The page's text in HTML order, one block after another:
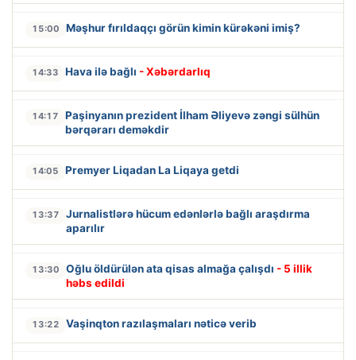
15:00 Məşhur fırıldaqçı görün kimin kürəkəni imiş?
14:33 Hava ilə bağlı - Xəbərdarlıq
14:17
Paşinyanın prezident İlham Əliyevə zəngi sülhün
bərqərarı deməkdir
14:05 Premyer Liqadan La Liqaya getdi
13:37
Jurnalistlərə hücum edənlərlə bağlı araşdırma
aparılır
13:30 Oğlu öldürülən ata qisas almağa çalışdı - 5 illik
həbs edildi
13:22 Vaşinqton razılaşmaları nəticə verib